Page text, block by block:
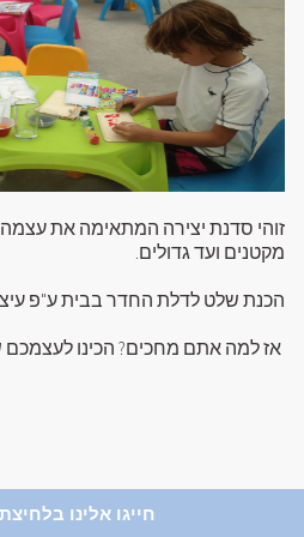
זוהי סדנת יצירה המתאימה את
מקטנים ועד גדולים.
הכנת שלט לדלת החדר בבית ע"פ
אז למה אתם מחכים? הכינו
חייגו אלינו